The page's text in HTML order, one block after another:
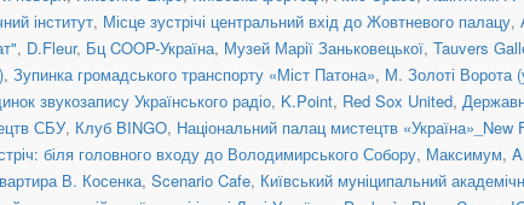
інститут, Місце зустрічі центральний вхід до Жовтневого палацу,
, D.Fleur, Бц COOP-Україна, Музей Марії Заньковецької, Tauvers
, Зупинка громадського транспорту «Міст Патона», М. Золоті Ворота
звукозапису Українського радіо, K.Point, Red Sox United,
СБУ, Клуб BINGO, Національний палац мистецтв «Україна»_New
біля головного входу до Володимирського Собору, Максимум,
В. Косенка, Scenario Cafe, Київський муніципальний